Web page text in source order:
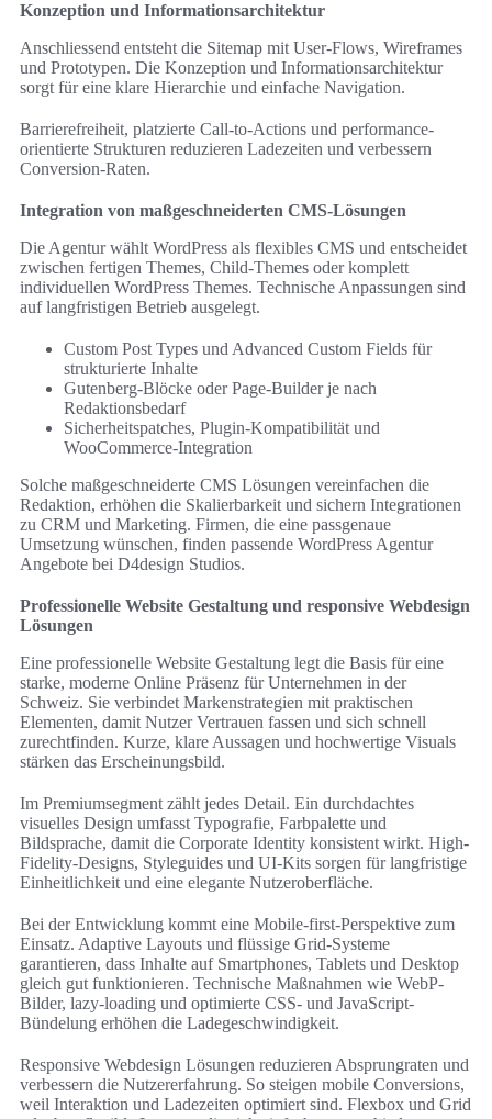
Konzeption und Informationsarchitektur
Anschliessend entsteht die Sitemap mit User-Flows, Wireframes
und Prototypen. Die Konzeption und Informationsarchitektur
sorgt für eine klare Hierarchie und einfache Navigation.
Barrierefreiheit, platzierte Call-to-Actions und performance-
orientierte Strukturen reduzieren Ladezeiten und verbessern
Conversion-Raten.
Integration von maßgeschneiderten CMS-Lösungen
Die Agentur wählt WordPress als flexibles CMS und entscheidet
zwischen fertigen Themes, Child-Themes oder komplett
individuellen WordPress Themes. Technische Anpassungen sind
auf langfristigen Betrieb ausgelegt.
Custom Post Types und Advanced Custom Fields für
strukturierte Inhalte
Gutenberg-Blöcke oder Page-Builder je nach
Redaktionsbedarf
Sicherheitspatches, Plugin-Kompatibilität und
WooCommerce-Integration
Solche maßgeschneiderte CMS Lösungen vereinfachen die
Redaktion, erhöhen die Skalierbarkeit und sichern Integrationen
zu CRM und Marketing. Firmen, die eine passgenaue
Umsetzung wünschen, finden passende WordPress Agentur
Angebote bei D4design Studios.
Professionelle Website Gestaltung und responsive Webdesign
Lösungen
Eine professionelle Website Gestaltung legt die Basis für eine
starke, moderne Online Präsenz für Unternehmen in der
Schweiz. Sie verbindet Markenstrategien mit praktischen
Elementen, damit Nutzer Vertrauen fassen und sich schnell
zurechtfinden. Kurze, klare Aussagen und hochwertige Visuals
stärken das Erscheinungsbild.
Im Premiumsegment zählt jedes Detail. Ein durchdachtes
visuelles Design umfasst Typografie, Farbpalette und
Bildsprache, damit die Corporate Identity konsistent wirkt. High-
Fidelity-Designs, Styleguides und UI-Kits sorgen für langfristige
Einheitlichkeit und eine elegante Nutzeroberfläche.
Bei der Entwicklung kommt eine Mobile-first-Perspektive zum
Einsatz. Adaptive Layouts und flüssige Grid-Systeme
garantieren, dass Inhalte auf Smartphones, Tablets und Desktop
gleich gut funktionieren. Technische Maßnahmen wie WebP-
Bilder, lazy-loading und optimierte CSS- und JavaScript-
Bündelung erhöhen die Ladegeschwindigkeit.
Responsive Webdesign Lösungen reduzieren Absprungraten und
verbessern die Nutzererfahrung. So steigen mobile Conversions,
weil Interaktion und Ladezeiten optimiert sind. Flexbox und Grid